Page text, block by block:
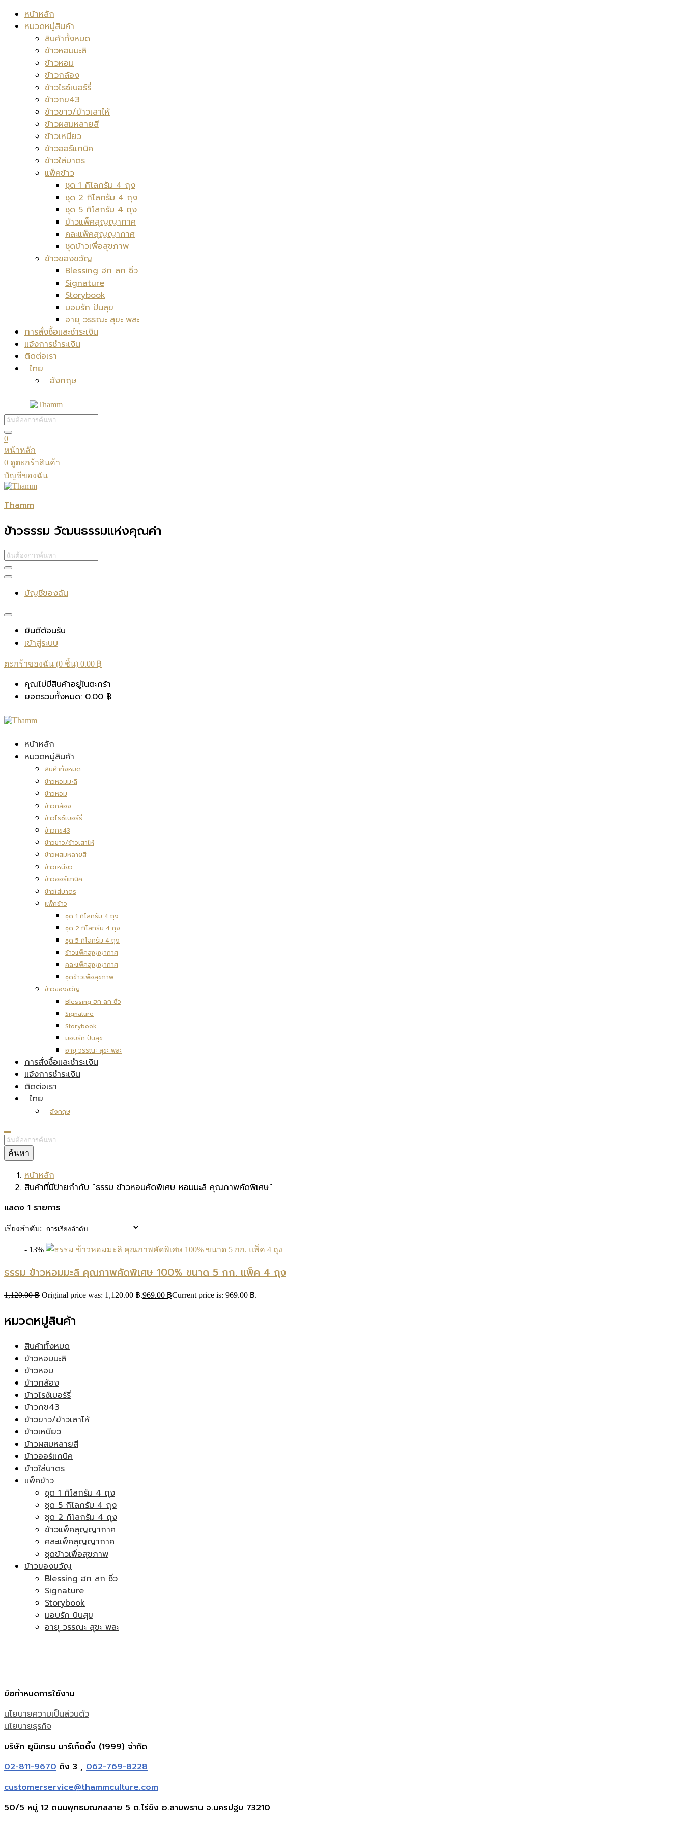
หน้าหลัก
หมวดหมู่สินค้า
สินค้าทั้งหมด
ข้าวหอมมะลิ
ข้าวหอม
ข้าวกล้อง
ข้าวไรซ์เบอร์รี่
ข้าวกข43
ข้าวขาว/ข้าวเสาไห้
ข้าวผสมหลายสี
ข้าวเหนียว
ข้าวออร์แกนิค
ข้าวใส่บาตร
แพ็คข้าว
ชุด 1 กิโลกรัม 4 ถุง
ชุด 2 กิโลกรัม 4 ถุง
ชุด 5 กิโลกรัม 4 ถุง
ข้าวแพ็คสุญญากาศ
คละแพ็คสุญญากาศ
ชุดข้าวเพื่อสุขภาพ
ข้าวของขวัญ
Blessing ฮก ลก ซิ่ว
Signature
Storybook
มอบรัก ปันสุข
อายุ วรรณะ สุขะ พละ
การสั่งซื้อและชำระเงิน
แจ้งการชำระเงิน
ติดต่อเรา
ไทย
อังกฤษ
0
หน้าหลัก
0 ดูตะกร้าสินค้า
บัญชีของฉัน
Thamm
ข้าวธรรม วัฒนธรรมแห่งคุณค่า
บัญชีของฉัน
ยินดีต้อนรับ
เข้าสู่ระบบ
ตะกร้าของฉัน (0 ชิ้น) 0.00 ฿
คุณไม่มีสินค้าอยู่ในตะกร้า
ยอดรวมทั้งหมด: 0.00 ฿
หน้าหลัก
หมวดหมู่สินค้า
สินค้าทั้งหมด
ข้าวหอมมะลิ
ข้าวหอม
ข้าวกล้อง
ข้าวไรซ์เบอร์รี่
ข้าวกข43
ข้าวขาว/ข้าวเสาไห้
ข้าวผสมหลายสี
ข้าวเหนียว
ข้าวออร์แกนิค
ข้าวใส่บาตร
แพ็คข้าว
ชุด 1 กิโลกรัม 4 ถุง
ชุด 2 กิโลกรัม 4 ถุง
ชุด 5 กิโลกรัม 4 ถุง
ข้าวแพ็คสุญญากาศ
คละแพ็คสุญญากาศ
ชุดข้าวเพื่อสุขภาพ
ข้าวของขวัญ
Blessing ฮก ลก ซิ่ว
Signature
Storybook
มอบรัก ปันสุข
อายุ วรรณะ สุขะ พละ
การสั่งซื้อและชำระเงิน
แจ้งการชำระเงิน
ติดต่อเรา
ไทย
อังกฤษ
ค้นหา
หน้าหลัก
สินค้าที่มีป้ายกำกับ “ธรรม ข้าวหอมคัดพิเศษ หอมมะลิ คุณภาพคัดพิเศษ”
แสดง 1 รายการ
เรียงลำดับ:
- 13%
ธรรม ข้าวหอมมะลิ คุณภาพคัดพิเศษ 100% ขนาด 5 กก. แพ็ค 4 ถุง
1,120.00฿ Original price was: 1,120.00 ฿.969.00 ฿Current price is: 969.00 ฿.
หมวดหมู่สินค้า
สินค้าทั้งหมด
ข้าวหอมมะลิ
ข้าวหอม
ข้าวกล้อง
ข้าวไรซ์เบอร์รี่
ข้าวกข43
ข้าวขาว/ข้าวเสาไห้
ข้าวเหนียว
ข้าวผสมหลายสี
ข้าวออร์แกนิค
ข้าวใส่บาตร
แพ็คข้าว
ชุด 1 กิโลกรัม 4 ถุง
ชุด 5 กิโลกรัม 4 ถุง
ชุด 2 กิโลกรัม 4 ถุง
ข้าวแพ็คสุญญากาศ
คละแพ็คสุญญากาศ
ชุดข้าวเพื่อสุขภาพ
ข้าวของขวัญ
Blessing ฮก ลก ซิ่ว
Signature
Storybook
มอบรัก ปันสุข
อายุ วรรณะ สุขะ พละ
ข้อกำหนดการใช้งาน
นโยบายความเป็นส่วนตัว
นโยบายธุรกิจ
บริษัท ยูนิเกรน มาร์เก็ตติ้ง (1999) จำกัด
02-811-9670 ถึง 3 , 062-769-8228
customerservice@thammculture.com
50/5 หมู่ 12 ถนนพุทธมณฑลสาย 5 ต.ไร่ขิง อ.สามพราน จ.นครปฐม 73210